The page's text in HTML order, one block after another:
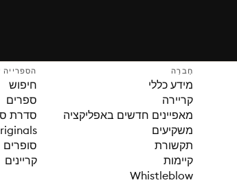
חֶברָה
מידע כללי
קריירה
מאפיינים חדשים באפליקציה
משקיעים
תקשורת
קיימות
Whistleblow
הספרייה
חיפוש
ספרים
סדרת
סופרים
קריינים